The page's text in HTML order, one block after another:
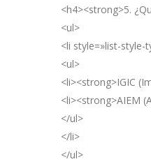
<h4><strong>5.
<ul>
<li style=»list-style-
<ul>
<li><strong>IGIC
<li><strong>AIEM
</ul>
</li>
</ul>